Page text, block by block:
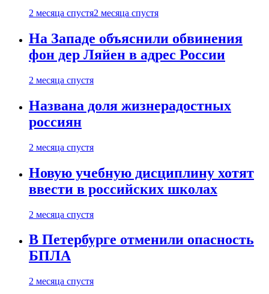
2 месяца спустя2 месяца спустя
На Западе объяснили обвинения
фон дер Ляйен в адрес России
2 месяца спустя
Названа доля жизнерадостных
россиян
2 месяца спустя
Новую учебную дисциплину хотят
ввести в российских школах
2 месяца спустя
В Петербурге отменили опасность
БПЛА
2 месяца спустя